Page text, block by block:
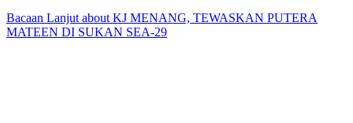
Bacaan Lanjut about KJ MENANG, TEWASKAN PUTERA
MATEEN DI SUKAN SEA-29